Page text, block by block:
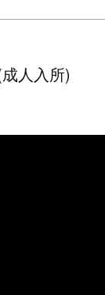
成人入所)